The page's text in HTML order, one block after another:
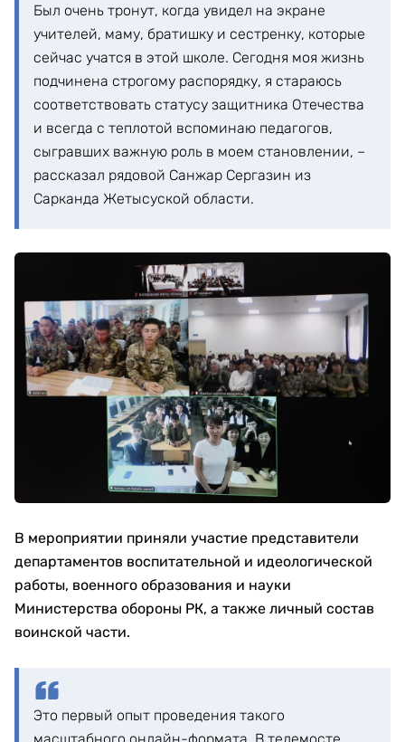
Был очень тронут, когда увидел на экране
учителей, маму, братишку и сестренку, которые
сейчас учатся в этой школе. Сегодня моя жизнь
подчинена строгому распорядку, я стараюсь
соответствовать статусу защитника Отечества
и всегда с теплотой вспоминаю педагогов,
сыгравших важную роль в моем становлении, –
рассказал рядовой Санжар Сергазин из
Сарканда Жетысуской области.
В мероприятии приняли участие представители
департаментов воспитательной и идеологической
работы, военного образования и науки
Министерства обороны РК, а также личный состав
воинской части.
Это первый опыт проведения такого